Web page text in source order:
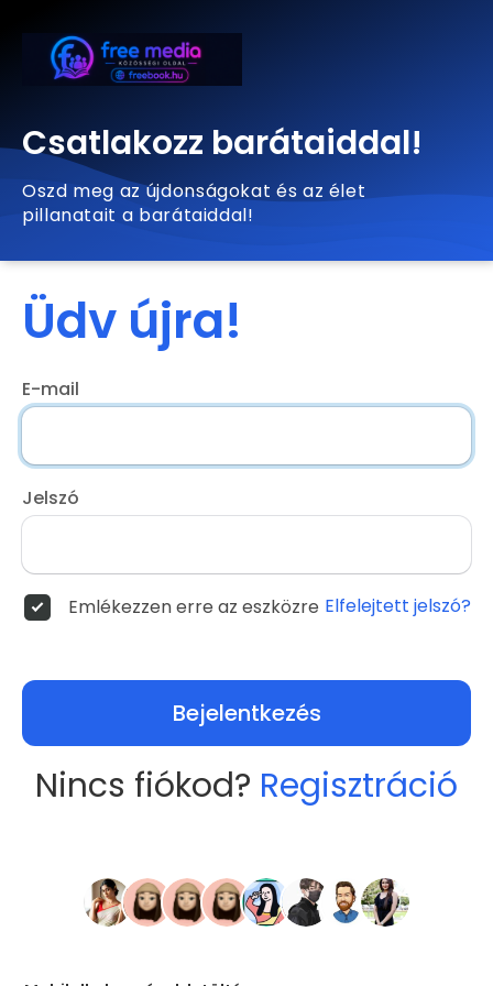
Csatlakozz barátaiddal!
Oszd meg az újdonságokat és az élet
pillanatait a barátaiddal!
Üdv újra!
E-mail
Jelszó
Emlékezzen erre az eszközre Elfelejtett jelszó?
Bejelentkezés
Nincs fiókod? Regisztráció